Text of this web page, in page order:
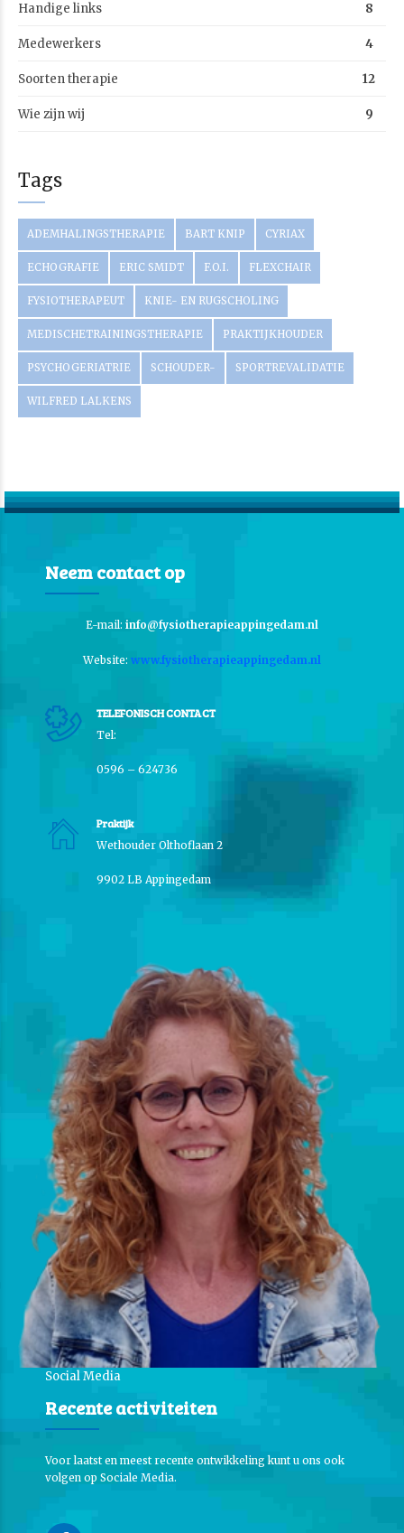
Handige links 8
Medewerkers 4
Soorten therapie 12
Wie zijn wij 9
Tags
ADEMHALINGSTHERAPIE BART KNIP CYRIAX
ECHOGRAFIE ERIC SMIDT F.O.I. FLEXCHAIR
FYSIOTHERAPEUT KNIE- EN RUGSCHOLING
MEDISCHETRAININGSTHERAPIE PRAKTIJKHOUDER
PSYCHOGERIATRIE SCHOUDER- SPORTREVALIDATIE
WILFRED LALKENS
Neem contact op
E-mail: info@fysiotherapieappingedam.nl
Website: www.fysiotherapieappingedam.nl
TELEFONISCH CONTACT
Tel:
0596 – 624736
Praktijk
Wethouder Olthoflaan 2
9902 LB Appingedam
Social Media
Recente activiteiten
Voor laatst en meest recente ontwikkeling kunt u ons ook
volgen op Sociale Media.